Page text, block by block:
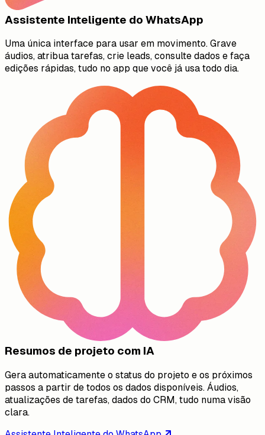
Assistente Inteligente do WhatsApp
Uma única interface para usar em movimento. Grave
áudios, atribua tarefas, crie leads, consulte dados e faça
edições rápidas, tudo no app que você já usa todo dia.
Resumos de projeto com IA
Gera automaticamente o status do projeto e os próximos
passos a partir de todos os dados disponíveis. Áudios,
atualizações de tarefas, dados do CRM, tudo numa visão
clara.